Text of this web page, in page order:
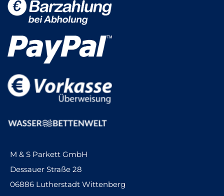
M & S Parkett GmbH
Dessauer Straße 28
06886 Lutherstadt Wittenberg